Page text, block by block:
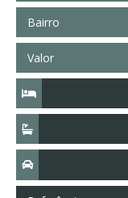
Bairro
Valor
Quartos
Suítes
Vagas